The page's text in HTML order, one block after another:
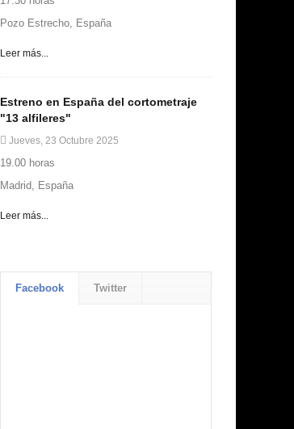
Pozo Estrecho, España
Leer más...
Estreno en España del cortometraje
"13 alfileres"
Jueves, 23 Octubre 2025
19.00 horas
Madrid, España
Leer más...
Facebook Twitter